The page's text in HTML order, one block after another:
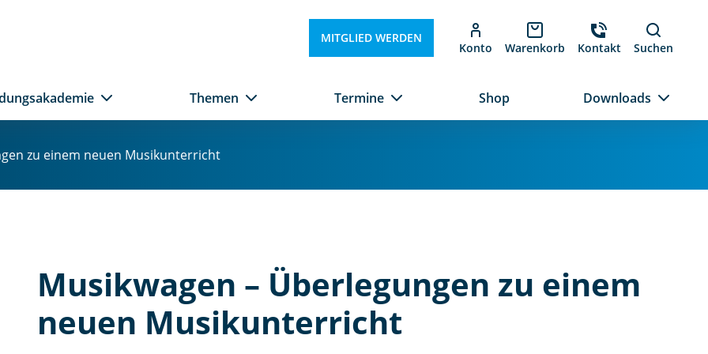
MITGLIED WERDEN
Konto Warenkorb Kontakt Suchen
Themen Termine Shop Downloads
zu einem neuen Musikunterricht
Musikwagen – Überlegungen zu einem
neuen Musikunterricht